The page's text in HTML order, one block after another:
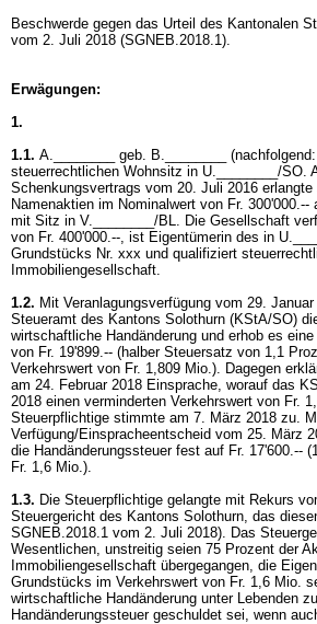
Beschwerde gegen das Urteil des Kantonalen
vom 2. Juli 2018 (SGNEB.2018.1).
Erwägungen:
1.
1.1. A.________ geb. B.________
steuerrechtlichen Wohnsitz in U.________/SO.
Schenkungsvertrags vom 20. Juli 2016
Namenaktien im Nominalwert von Fr. 300'000.--
mit Sitz in V.________/BL. Die Gesellschaft
von Fr. 400'000.--, ist Eigentümerin des in
Grundstücks Nr. xxx und qualifiziert
Immobiliengesellschaft.
1.2. Mit Veranlagungsverfügung vom 29.
Steueramt des Kantons Solothurn (KStA/SO)
wirtschaftliche Handänderung und erhob es
von Fr. 19'899.-- (halber Steuersatz von 1,1
Verkehrswert von Fr. 1,809 Mio.). Dagegen
am 24. Februar 2018 Einsprache, worauf das
2018 einen verminderten Verkehrswert von Fr.
Steuerpflichtige stimmte am 7. März 2018 zu.
Verfügung/Einspracheentscheid vom 25. März
die Handänderungssteuer fest auf Fr. 17'600.--
Fr. 1,6 Mio.).
1.3. Die Steuerpflichtige gelangte mit Rekurs
Steuergericht des Kantons Solothurn, das
SGNEB.2018.1 vom 2. Juli 2018). Das
Wesentlichen, unstreitig seien 75 Prozent der
Immobiliengesellschaft übergegangen, die
Grundstücks im Verkehrswert von Fr. 1,6 Mio.
wirtschaftliche Handänderung unter Lebenden
Handänderungssteuer geschuldet sei, wenn